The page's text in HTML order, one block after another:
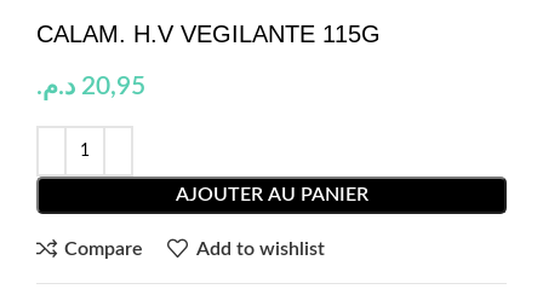
CALAM. H.V VEGILANTE 115G
20,95 د.م.
AJOUTER AU PANIER
Compare Add to wishlist